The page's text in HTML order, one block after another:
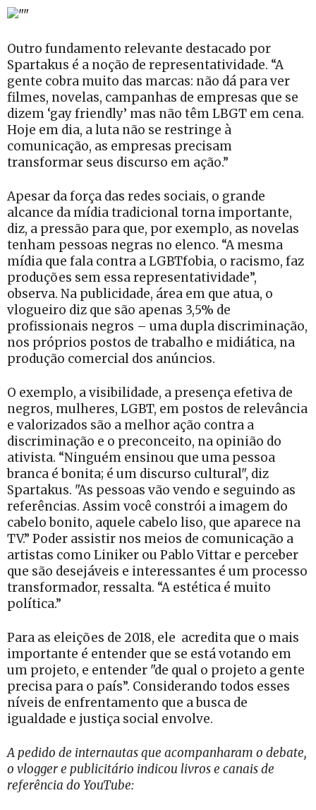
Outro fundamento relevante destacado por
Spartakus é a noção de representatividade. “A
gente cobra muito das marcas: não dá para ver
filmes, novelas, campanhas de empresas que se
dizem ‘gay friendly’ mas não têm LBGT em cena.
Hoje em dia, a luta não se restringe à
comunicação, as empresas precisam
transformar seus discurso em ação.”
Apesar da força das redes sociais, o grande
alcance da mídia tradicional torna importante,
diz, a pressão para que, por exemplo, as novelas
tenham pessoas negras no elenco. “A mesma
mídia que fala contra a LGBTfobia, o racismo, faz
produções sem essa representatividade”,
observa. Na publicidade, área em que atua, o
vlogueiro diz que são apenas 3,5% de
profissionais negros – uma dupla discriminação,
nos próprios postos de trabalho e midiática, na
produção comercial dos anúncios.
O exemplo, a visibilidade, a presença efetiva de
negros, mulheres, LGBT, em postos de relevância
e valorizados são a melhor ação contra a
discriminação e o preconceito, na opinião do
ativista. “Ninguém ensinou que uma pessoa
branca é bonita; é um discurso cultural", diz
Spartakus. "As pessoas vão vendo e seguindo as
referências. Assim você constrói a imagem do
cabelo bonito, aquele cabelo liso, que aparece na
TV.” Poder assistir nos meios de comunicação a
artistas como Liniker ou Pablo Vittar e perceber
que são desejáveis e interessantes é um processo
transformador, ressalta. “A estética é muito
política.”
Para as eleições de 2018, ele acredita que o mais
importante é entender que se está votando em
um projeto, e entender "de qual o projeto a gente
precisa para o país”. Considerando todos esses
níveis de enfrentamento que a busca de
igualdade e justiça social envolve.
A pedido de internautas que acompanharam o debate,
o vlogger e publicitário indicou livros e canais de
referência do YouTube: